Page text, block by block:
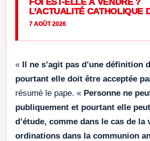
L’ACTUALITÉ CATHOLIQUE
7 AOÛT 2026
« Il ne s’agit pas d’une définition
pourtant elle doit être acceptée
résumé le pape. « Personne ne
publiquement et pourtant elle
d’étude, comme dans le cas de la
ordinations dans la communion